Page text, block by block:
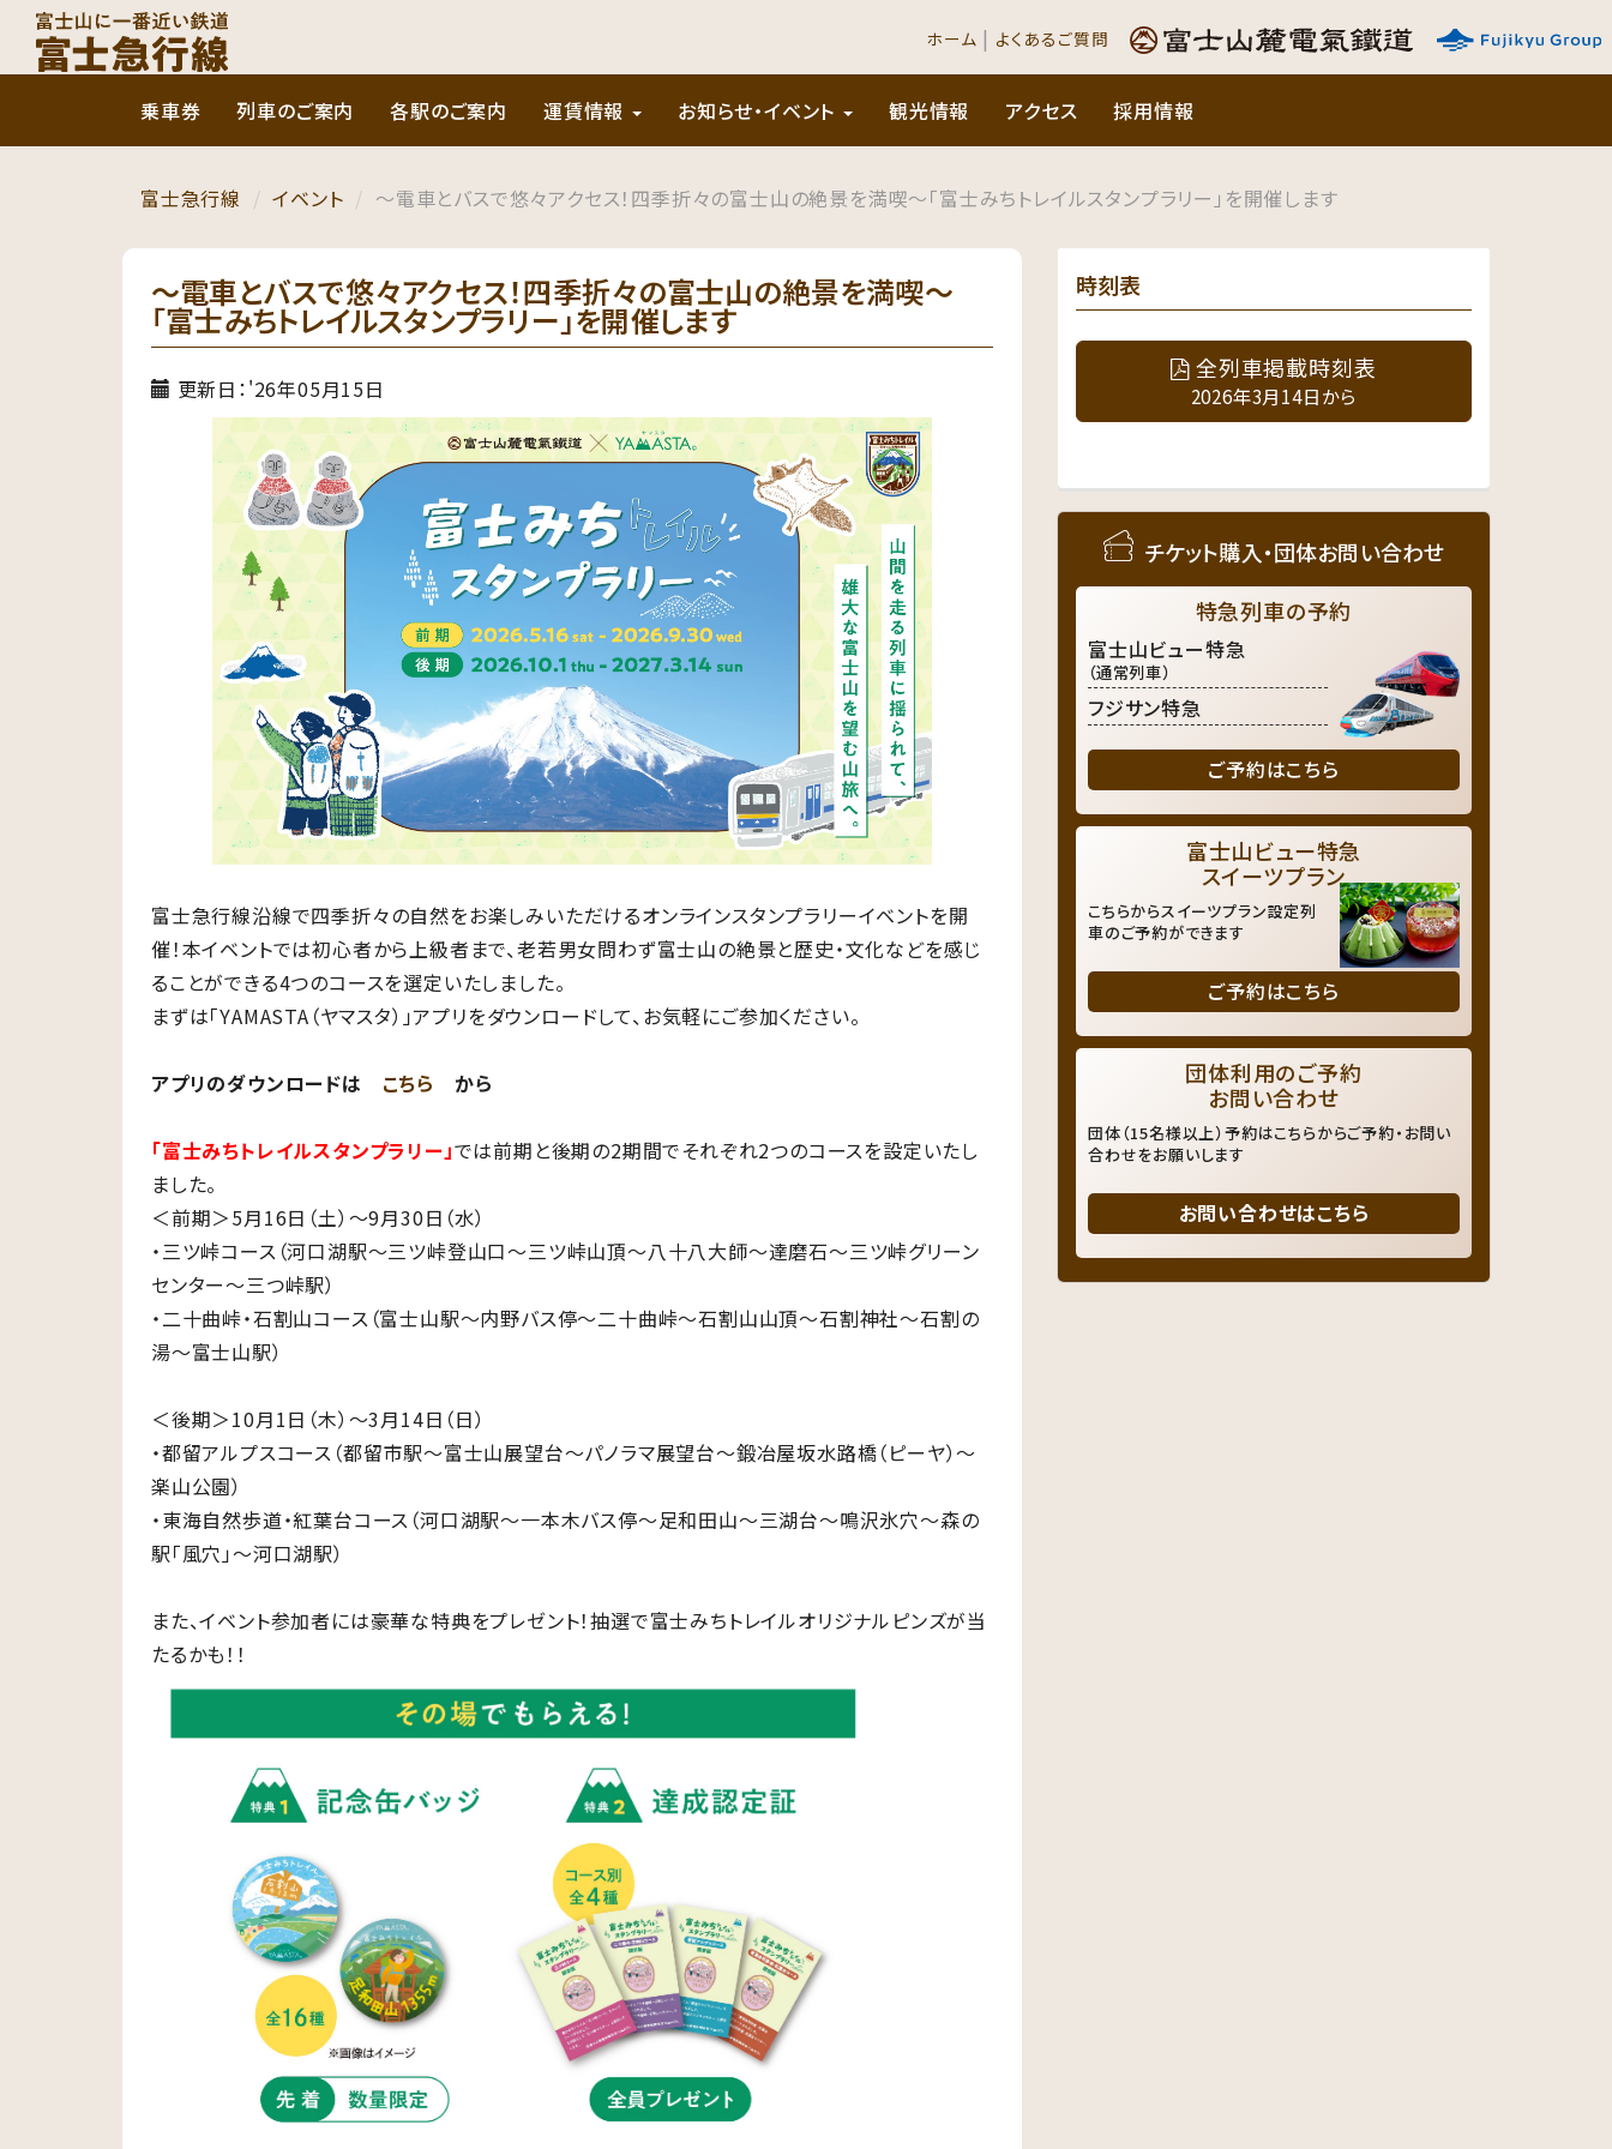
ホーム | よくあるご質問
乗車券 列車のご案内 各駅のご案内 運賃情報 お知らせ・イベント 観光情報 アクセス 採用情報
富士急行線 イベント ～電車とバスで悠々アクセス！四季折々の富士山の絶景を満喫～「富士みちトレイルスタンプラリー」を開催します
～電車とバスで悠々アクセス！四季折々の富士山の絶景を満喫～
「富士みちトレイルスタンプラリー」を開催します
更新日：'26年05月15日
富士急行線沿線で四季折々の自然をお楽しみいただけるオンラインスタンプラリーイベントを開
催！本イベントでは初心者から上級者まで、老若男女問わず富士山の絶景と歴史・文化などを感じ
ることができる4つのコースを選定いたしました。
まずは「YAMASTA（ヤマスタ）」アプリをダウンロードして、お気軽にご参加ください。
アプリのダウンロードは こちら から
「富士みちトレイルスタンプラリー」では前期と後期の2期間でそれぞれ2つのコースを設定いたし
ました。
＜前期＞5月16日（土）～9月30日（水）
・三ツ峠コース（河口湖駅～三ツ峠登山口～三ツ峠山頂～八十八大師～達磨石～三ツ峠グリーン
センター～三つ峠駅）
・二十曲峠・石割山コース（富士山駅～内野バス停～二十曲峠～石割山山頂～石割神社～石割の
湯～富士山駅）
＜後期＞10月1日（木）～3月14日（日）
・都留アルプスコース（都留市駅～富士山展望台～パノラマ展望台～鍛冶屋坂水路橋（ピーヤ）～
楽山公園）
・東海自然歩道・紅葉台コース（河口湖駅～一本木バス停～足和田山～三湖台～鳴沢氷穴～森の
駅「風穴」～河口湖駅）
また、イベント参加者には豪華な特典をプレゼント！抽選で富士みちトレイルオリジナルピンズが当
たるかも！！
時刻表
全列車掲載時刻表
2026年3月14日から
チケット購入・団体お問い合わせ
特急列車の予約
富士山ビュー特急
（通常列車）
フジサン特急
ご予約はこちら
富士山ビュー特急
スイーツプラン
こちらからスイーツプラン設定列
車のご予約ができます
ご予約はこちら
団体利用のご予約
お問い合わせ
団体（15名様以上）予約はこちらからご予約・お問い
合わせをお願いします
お問い合わせはこちら